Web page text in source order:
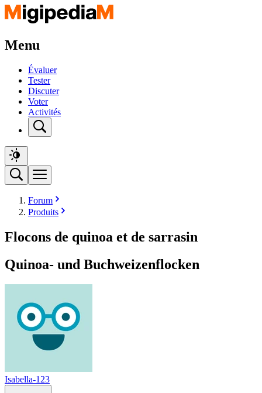
Menu
Évaluer
Tester
Discuter
Voter
Activités
Forum
Produits
Flocons de quinoa et de sarrasin
Quinoa- und Buchweizenflocken
Isabella-123